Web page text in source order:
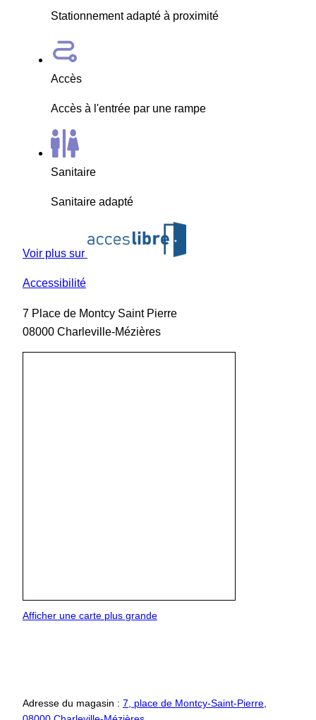
Stationnement adapté à proximité
Accès
Accès à l'entrée par une rampe
Sanitaire
Sanitaire adapté
Voir plus sur
Accessibilité
7 Place de Montcy Saint Pierre
08000 Charleville-Mézières
Afficher une carte plus grande
Adresse du magasin : 7, place de Montcy-Saint-Pierre,